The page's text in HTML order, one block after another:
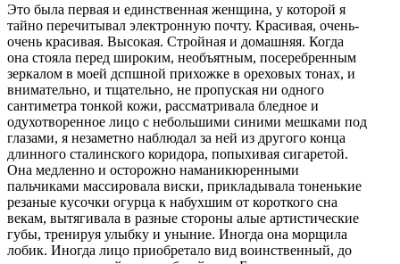
Это была первая и единственная женщина, у которой я
тайно перечитывал электронную почту. Красивая, очень-
очень красивая. Высокая. Стройная и домашняя. Когда
она стояла перед широким, необъятным, посеребренным
зеркалом в моей дспшной прихожке в ореховых тонах, и
внимательно, и тщательно, не пропуская ни одного
сантиметра тонкой кожи, рассматривала бледное и
одухотворенное лицо с небольшими синими мешками под
глазами, я незаметно наблюдал за ней из другого конца
длинного сталинского коридора, попыхивая сигаретой.
Она медленно и осторожно наманикюренными
пальчиками массировала виски, прикладывала тоненькие
резаные кусочки огурца к набухшим от короткого сна
векам, вытягивала в разные стороны алые артистические
губы, тренируя улыбку и уныние. Иногда она морщила
лобик. Иногда лицо приобретало вид воинственный, до